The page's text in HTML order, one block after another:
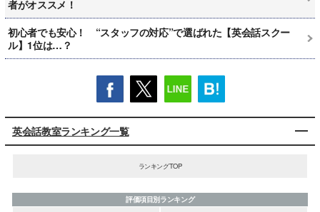
者がオススメ！
初心者でも安心！ “スタッフの対応”で選ばれた【英会話スクー
ル】1位は…？
英会話教室ランキング一覧
ランキングTOP
評価項目別ランキング